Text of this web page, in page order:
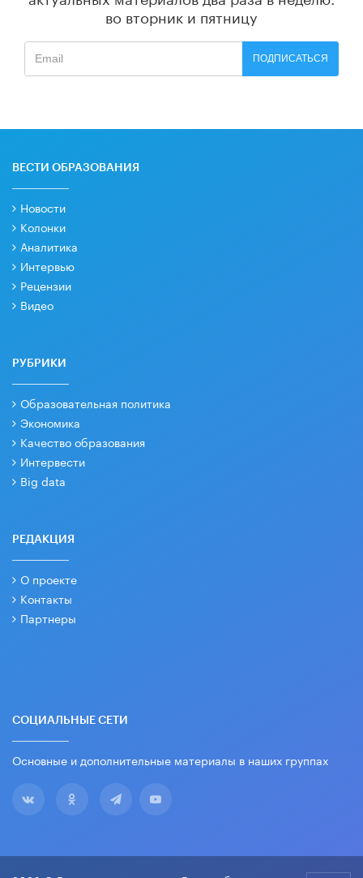
во вторник и пятницу
ПОДПИСАТЬСЯ
ВЕСТИ ОБРАЗОВАНИЯ
Новости
Колонки
Аналитика
Интервью
Рецензии
Видео
РУБРИКИ
Образовательная политика
Экономика
Качество образования
Интервести
Big data
РЕДАКЦИЯ
О проекте
Контакты
Партнеры
СОЦИАЛЬНЫЕ СЕТИ
Основные и дополнительные материалы в наших группах